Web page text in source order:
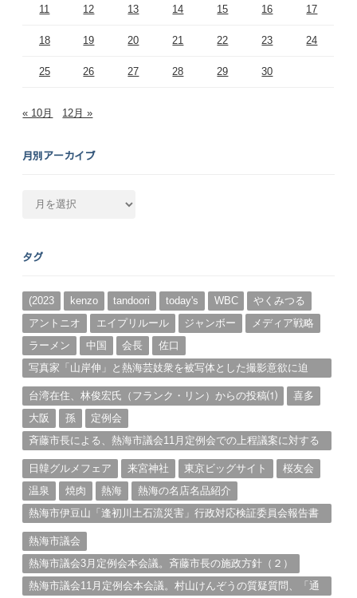
11 12 13 14 15 16 17
18 19 20 21 22 23 24
25 26 27 28 29 30
« 10月 12月 »
月別アーカイブ
カ
ブ
タグ
(2023 kenzo tandoori today's WBC
やくみつる
アントニオ
エイプリルール ジャンボー
メディア戦略
ラーメン
中国 会長
佐口
写真家「山岸伸」と熱海芸妓衆を被写体とした撮影意欲に迫
台湾在住、林俊宏氏（フランク・リン）からの投稿⑴
喜多
大阪
孫
定例会
斉藤市長による、熱海市議会11月定例会での上程議案に対する
日韓グルメフェア
来宮神社 東京ビッグサイト
桜友会
温泉
焼肉 熱海
熱海の名店名品紹介
熱海市伊豆山「逢初川土石流災害」行政対応検証委員会報告書
熱海市議会
熱海市議会3月定例会本会議。斉藤市長の施政方針（２）
熱海市議会11月定例会本会議。村山けんぞうの質疑質問、「通